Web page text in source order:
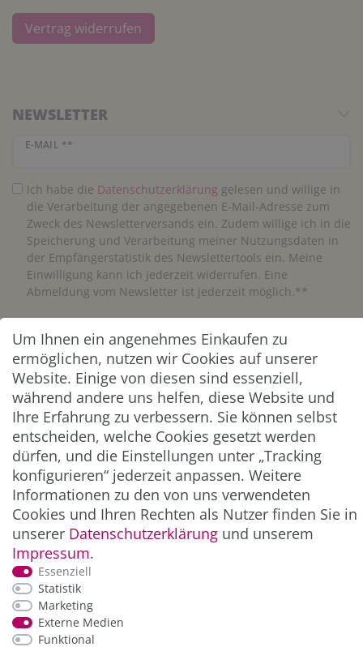
Vertrag widerrufen
NEWSLETTER
E-MAIL **
Newsletter Honig
Ich habe die Daten­schutz­erklärung gelesen und willige in
die Verarbeitung der angegebenen E-Mail-Adresse zum
Zweck des Newsletterversands ein. Zudem willige ich in die
Speicherung und Verarbeitung meiner Nutzungsdaten in
der Empfängerstatistik des Newslettertools ein. Meine
Einwilligung kann ich jederzeit widerrufen. Eine
Abmeldung vom Newsletter ist jederzeit möglich.**
Abonnieren
** Hierbei handelt es sich um ein Pflichtfeld.
ZAHLUNG & VERSAND
*Alle Preise inkl. der gesetzl. MwSt. zzgl.
und Versandkosten
Um Ihnen ein angenehmes Einkaufen zu
ermöglichen, nutzen wir Cookies auf unserer
Website. Einige von diesen sind essenziell,
während andere uns helfen, diese Website und
Ihre Erfahrung zu verbessern. Sie können selbst
entscheiden, welche Cookies gesetzt werden
dürfen, und die Einstellungen unter „Tracking
konfigurieren“ jederzeit anpassen. Weitere
Informationen zu den von uns verwendeten
Cookies und Ihren Rechten als Nutzer finden Sie in
unserer Daten­schutz­erklärung und unserem
Impressum.
Essenziell
Statistik
Marketing
Externe Medien
Funktional